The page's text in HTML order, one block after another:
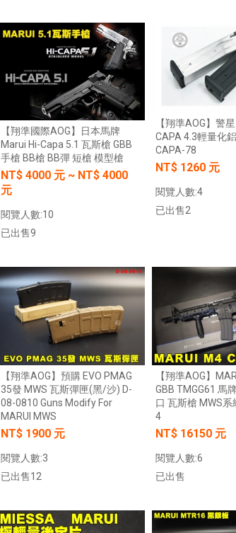
NT$14800元 NT$ 元
加入購物車
【翔準AOG】G&G CM16-BATTO
CQB 裝飾彈電動槍 M-LOK CGG-
NT$6200元
【翔準AOG】SNA Pink Venom GBB
瓦斯手槍 粉紅毒液 特仕版 CNC 日本
MARUI 系統 含裝飾彈 清脆滑套 送禮
情人節
NT$12800元
【翔
【
藍/
屬彈
加入購物車
【翔準國際AOG】日本馬牌
Marui Hi-Capa 5.1 瓦斯槍 GBB
手槍 BB槍 BB彈 短槍 模型槍
NT$4000元 ~ NT$4000
元
閱覽人數:10
已出售9
加入購物車
【翔準AOG】警
CAPA 4.3輕量化
CAPA-78
NT$ 1260 元
閱覽人數:4
已出售2
【翔準AOG】預購 EVO PMAG
35發 MWS 瓦斯彈匣(黑/沙) D-
08-0810 Guns Modify For
MARUI MWS
NT$ 1900 元
閱覽人數:3
已出售12
加入購物車
【翔準AOG】
GBB TMGG61 馬
口 瓦斯槍 MWS
4
NT$ 16150 元
閱覽人數:6
已出售
加入購物